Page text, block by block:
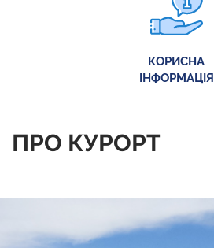
КОРИСНА
ІНФОРМАЦІЯ
ПРО КУРОРТ